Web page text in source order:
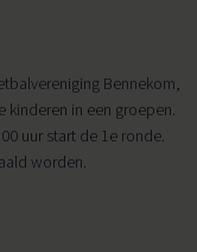
Bennekom,
kinderen in een groepen.
uur start de 1e ronde.
worden.